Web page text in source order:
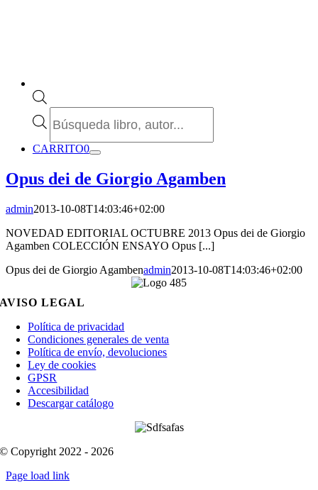
de
CARRITO0
Opus dei de Giorgio Agamben
admin2013-10-08T14:03:46+02:00
NOVEDAD EDITORIAL OCTUBRE 2013 Opus dei de Giorgio
Agamben COLECCIÓN ENSAYO Opus [...]
Opus dei de Giorgio Agambenadmin2013-10-08T14:03:46+02:00
AVISO LEGAL
Política de privacidad
Condiciones generales de venta
Política de envío, devoluciones
Ley de cookies
GPSR
Accesibilidad
Descargar catálogo
© Copyright 2022 - 2026
Page load link